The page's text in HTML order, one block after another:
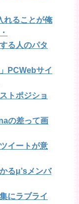
れることが俺
る人のパタ
PCWebサイ
トポジショ
の差って画
イートが意
るμ’sメンバ
にラブライ